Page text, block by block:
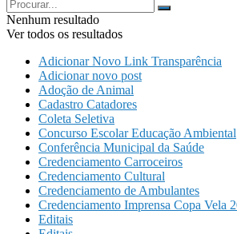
Nenhum resultado
Ver todos os resultados
Adicionar Novo Link Transparência
Adicionar novo post
Adoção de Animal
Cadastro Catadores
Coleta Seletiva
Concurso Escolar Educação Ambiental
Conferência Municipal da Saúde
Credenciamento Carroceiros
Credenciamento Cultural
Credenciamento de Ambulantes
Credenciamento Imprensa Copa Vela
Editais